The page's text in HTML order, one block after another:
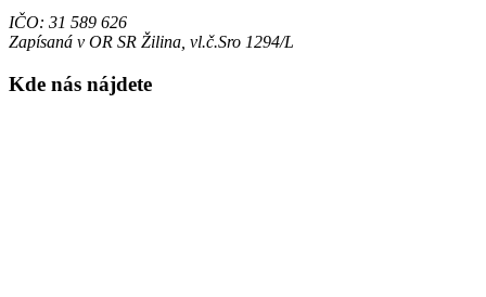
IČO: 31 589 626
Zapísaná v OR SR Žilina, vl.č.Sro 1294/L
Kde nás nájdete